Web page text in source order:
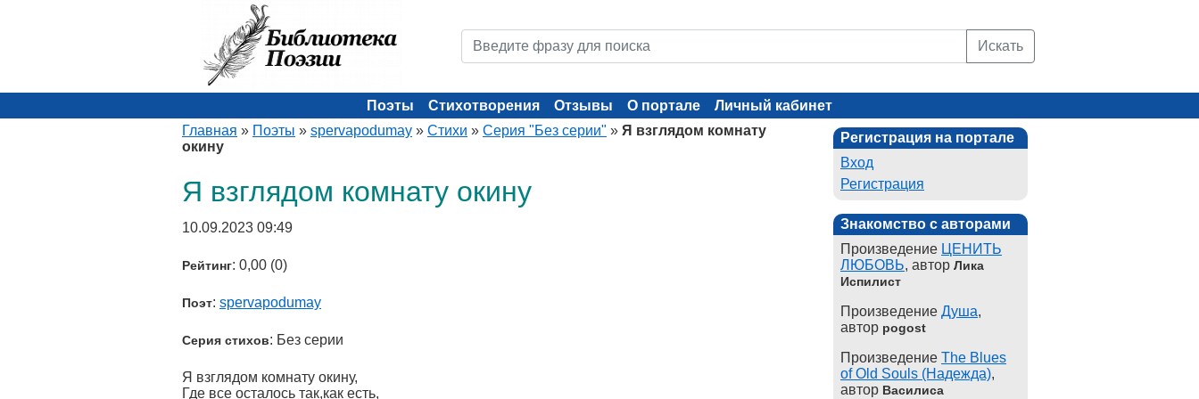
Искать
Поэты Стихотворения Отзывы О портале
Личный кабинет
Главная » Поэты » spervapodumay » Стихи » Серия "Без серии" » Я взглядом комнату
окину
Я взглядом комнату окину
10.09.2023 09:49
Рейтинг: 0,00 (0)
Поэт: spervapodumay
Серия стихов: Без серии
Я взглядом комнату окину,
Где все осталось так,как есть,
Регистрация на портале
Вход
Регистрация
Знакомство с авторами
Произведение ЦЕНИТЬ
ЛЮБОВЬ, автор Лика
Испилист
Произведение Душа,
автор pogost
Произведение The Blues
of Old Souls (Надежда),
автор Василиса